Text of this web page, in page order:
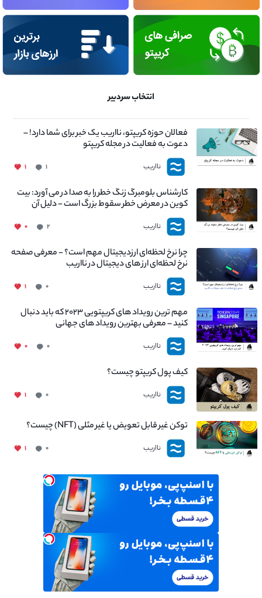
انتخاب سردبیر
فعالان حوزه کریپتو، نااریب یک خبر برای شما دارد! –
دعوت به فعالیت در مجله کریپتو
نااریب ۱ ۱
کارشناس بلومبرگ زنگ خطر را به صدا در می آورد: بیت
کوین در معرض خطر سقوط بزرگ است - دلیل آن
چیست؟
نااریب ۲ ۰
چرا نرخ لحظه‌ای ارزدیجیتال مهم است؟ - معرفی صفحه
نرخ لحظه‌ای ارز های دیجیتال در نااریب
نااریب ۰ ۱
مهم ترین رویداد های کریپتویی ۲۰۲۳ که باید دنبال
کنید – معرفی بهترین رویداد های جهانی
نااریب ۰ ۰
کیف پول کریپتو چیست؟
نااریب ۰ ۱
توکن غیر قابل تعویض یا غیر مثلی (NFT) چیست؟
نااریب ۰ ۱